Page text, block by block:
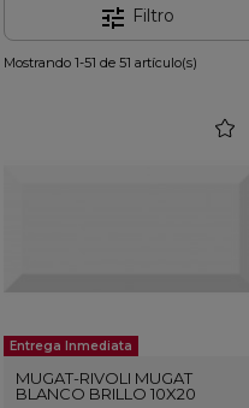
tune Filtro
Mostrando 1-51 de 51 artículo(s)
Entrega Inmediata
MUGAT-RIVOLI MUGAT
BLANCO BRILLO 10X20